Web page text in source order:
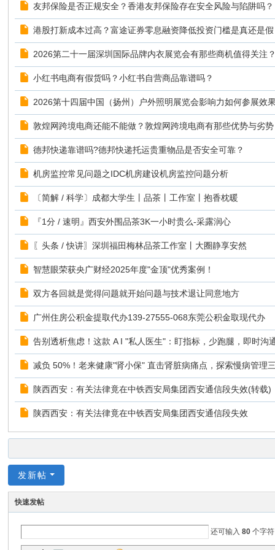
友邦保险是否正规安全？香港友邦保险存在安全风险与陷阱吗？
港股打新成本过高？富途证券零息融资降低投资门槛是真还是假
2026第二十一届深圳国际品牌内衣展览会有那些商机值得关注？
小红书电商有假货吗？小红书自营商品靠谱吗？
2026第十四届中国（扬州）户外照明展览会影响力如何参展效
敦煌网跨境电商还能不能做？敦煌网跨境电商有那些优势与劣势
德邦快递靠谱吗?德邦快递托运贵重物品是否安全可靠？
机房监控常见问题之IDC机房建设机房监控问题分析
〔简解 / 科学〕​成都大学生丨品茶丨工作室丨抱香枕暖
『1分 / 速明』​西安外围品茶3K一小时贵么-采露润心
〖头条 / 快讲〗​深圳福田梅林品茶工作室丨大圈静享安然
智慧眼荣获央广财经2025年度"金顶"优秀案例！
双方各回就是觉得问题就开始问题与技术退让同意地方
广州住房公积金提取代办139-27555-068东莞公积金取现代办
告别透析焦虑！这款 A I "私人医生"：盯指标，少跑腿，即时沟
减负 50%！老来健康"肾小保" 直击肾脏病痛点，探索慢病管理
陕西西安：有关法律竟在中铁西安局集团西安通信段失效(转载)
陕西西安：有关法律竟在中铁西安局集团西安通信段失效
发新帖
快速发帖
还可输入80 个字符